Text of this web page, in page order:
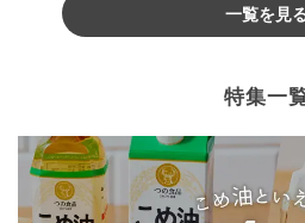
一覧を見
特集一